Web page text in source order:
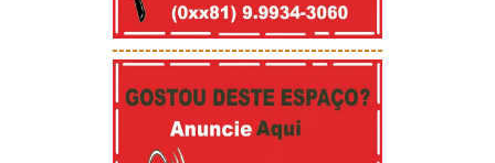
-----------------------------------------